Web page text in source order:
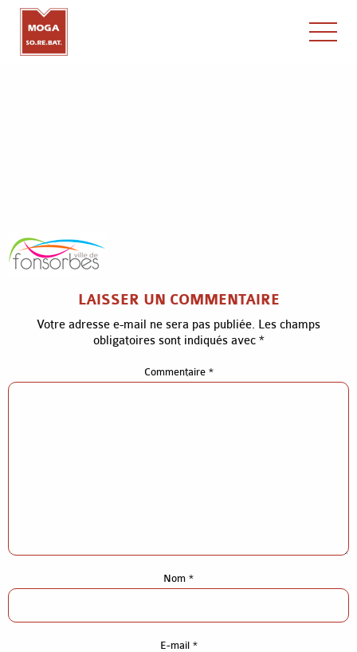
x
LAISSER UN COMMENTAIRE
Votre adresse e-mail ne sera pas publiée. Les champs
obligatoires sont indiqués avec *
Commentaire *
Nom *
E-mail *